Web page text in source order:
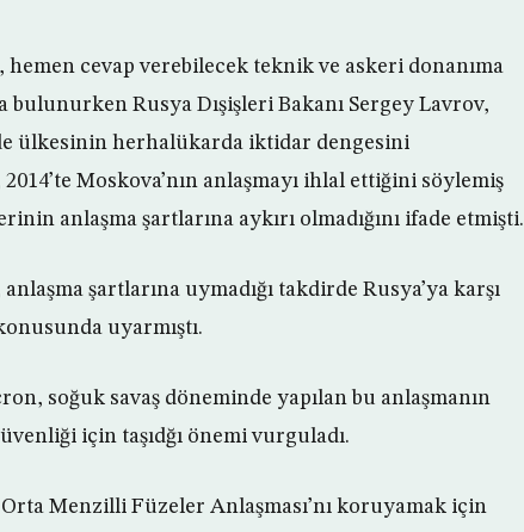
hemen cevap verebilecek teknik ve askeri donanıma
bulunurken Rusya Dışişleri Bakanı Sergey Lavrov,
ülkesinin herhalükarda iktidar dengesini
Moskova’nın anlaşmayı ihlal ettiğini söylemiş
anlaşma şartlarına aykırı olmadığını ifade etmişti.
şartlarına uymadığı takdirde Rusya’ya karşı
uyarmıştı.
soğuk savaş döneminde yapılan bu anlaşmanın
için taşıdğı önemi vurguladı.
Menzilli Füzeler Anlaşması’nı koruyamak için